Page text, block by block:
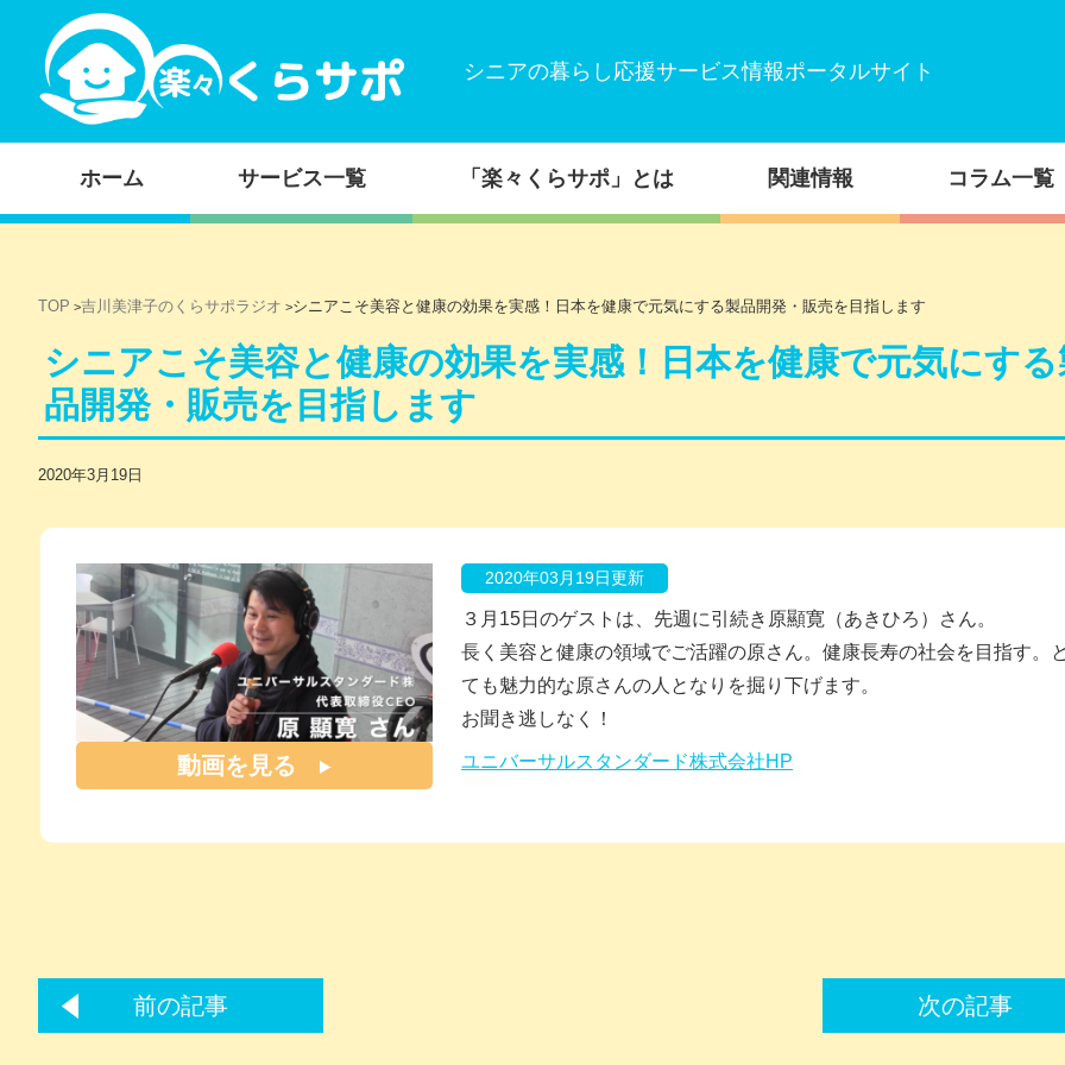
シニアの暮らし応援サービス情報ポータルサイト
コンテンツに移動
ホーム サービス一覧 「楽々くらサポ」とは 関連情報 コラム一覧
TOP >吉川美津子のくらサポラジオ >シニアこそ美容と健康の効果を実感！日本を健康で元気にする製品開発・販売を目指します
シニアこそ美容と健康の効果を実感！日本を健康で元気にす
品開発・販売を目指します
2020年3月19日
動画を見る
2020年03月19日更新
３月15日のゲストは、先週に引続き原顯寛（あきひろ）さん。
長く美容と健康の領域でご活躍の原さん。健康長寿の社会を目指す。
ても魅力的な原さんの人となりを掘り下げます。
お聞き逃しなく！
ユニバーサルスタンダード株式会社HP
前の記事 次の記事